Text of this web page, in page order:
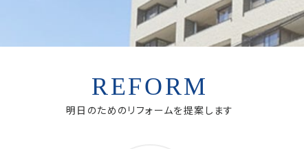
REFORM
明日のためのリフォームを提案します